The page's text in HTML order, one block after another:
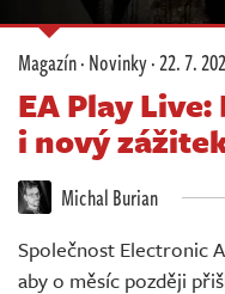
Komunita
Redakce
Živě
Magazín·Novinky·22. 7.
EA Play
i nový
Michal Burian
Společnost Electronic
aby o měsíc později